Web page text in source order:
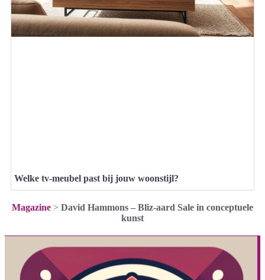
Welke tv-meubel past bij jouw woonstijl?
Magazine > David Hammons – Bliz-aard Sale in conceptuele
kunst